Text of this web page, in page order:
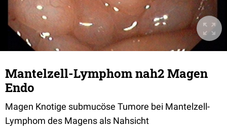
Mantelzell-Lymphom nah2 Magen
Endo
Magen Knotige submucöse Tumore bei Mantelzell-
Lymphom des Magens als Nahsicht